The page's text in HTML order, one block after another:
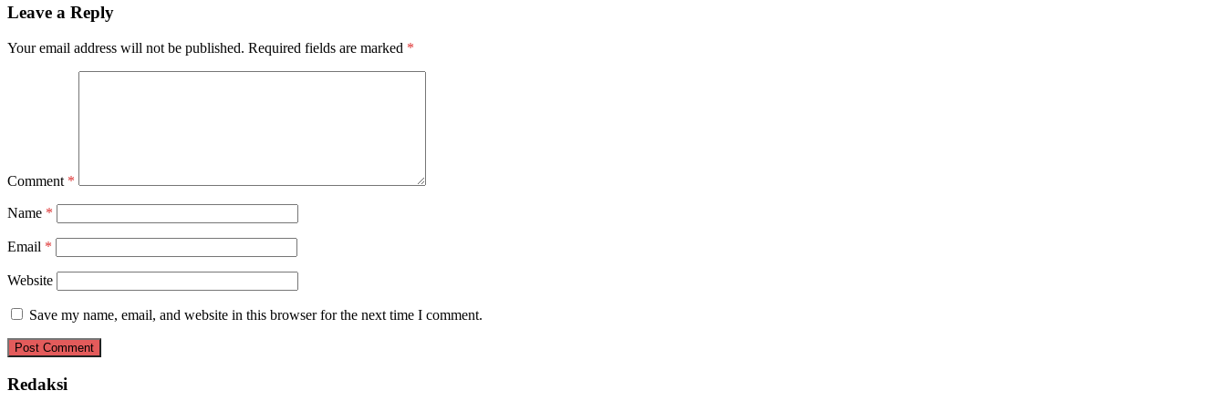
Leave a Reply
Your email address will not be published. Required fields are marked *
Comment *
Name *
Email *
Website
Save my name, email, and website in this browser for the next time I comment.
Redaksi